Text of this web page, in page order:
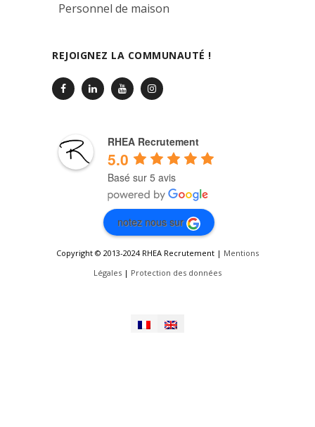
Personnel de maison
REJOIGNEZ LA COMMUNAUTÉ !
RHEA Recrutement
5.0
Basé sur 5 avis
notez nous sur
Copyright © 2013-2024 RHEA Recrutement | Mentions
Légales | Protection des données